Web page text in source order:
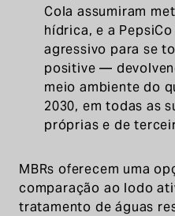
Cola assumiram
hídrica, e a
agressivo para se
positive —
meio ambiente do
2030, em todas as
próprias e de
MBRs oferecem uma
comparação ao lodo
tratamento de águas